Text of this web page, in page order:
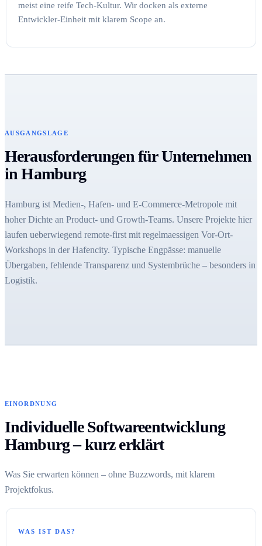
meist eine reife Tech-Kultur. Wir docken als externe
Entwickler-Einheit mit klarem Scope an.
AUSGANGSLAGE
Herausforderungen für Unternehmen
in Hamburg
Hamburg ist Medien-, Hafen- und E-Commerce-Metropole mit
hoher Dichte an Product- und Growth-Teams. Unsere Projekte hier
laufen ueberwiegend remote-first mit regelmaessigen Vor-Ort-
Workshops in der Hafencity. Typische Engpässe: manuelle
Übergaben, fehlende Transparenz und Systembrüche – besonders in
Logistik.
EINORDNUNG
Individuelle Softwareentwicklung
Hamburg – kurz erklärt
Was Sie erwarten können – ohne Buzzwords, mit klarem
Projektfokus.
WAS IST DAS?